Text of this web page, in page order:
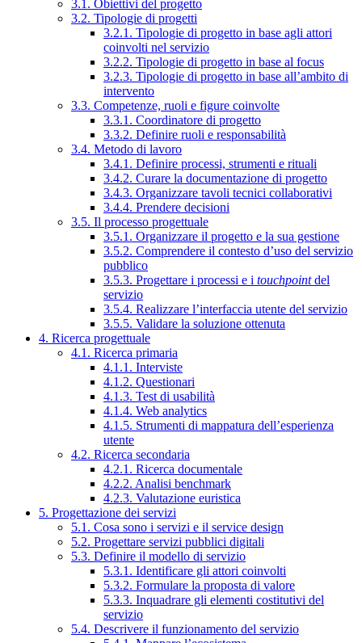
3.1. Obiettivi del progetto
3.2. Tipologie di progetti
3.2.1. Tipologie di progetto in base agli attori
coinvolti nel servizio
3.2.2. Tipologie di progetto in base al focus
3.2.3. Tipologie di progetto in base all’ambito di
intervento
3.3. Competenze, ruoli e figure coinvolte
3.3.1. Coordinatore di progetto
3.3.2. Definire ruoli e responsabilità
3.4. Metodo di lavoro
3.4.1. Definire processi, strumenti e rituali
3.4.2. Curare la documentazione di progetto
3.4.3. Organizzare tavoli tecnici collaborativi
3.4.4. Prendere decisioni
3.5. Il processo progettuale
3.5.1. Organizzare il progetto e la sua gestione
3.5.2. Comprendere il contesto d’uso del servizio
pubblico
3.5.3. Progettare i processi e i touchpointdel
servizio
3.5.4. Realizzare l’interfaccia utente del servizio
3.5.5. Validare la soluzione ottenuta
4. Ricerca progettuale
4.1. Ricerca primaria
4.1.1. Interviste
4.1.2. Questionari
4.1.3. Test di usabilità
4.1.4. Web analytics
4.1.5. Strumenti di mappatura dell’esperienza
utente
4.2. Ricerca secondaria
4.2.1. Ricerca documentale
4.2.2. Analisi benchmark
4.2.3. Valutazione euristica
5. Progettazione dei servizi
5.1. Cosa sono i servizi e il service design
5.2. Progettare servizi pubblici digitali
5.3. Definire il modello di servizio
5.3.1. Identificare gli attori coinvolti
5.3.2. Formulare la proposta di valore
5.3.3. Inquadrare gli elementi costitutivi del
servizio
5.4. Descrivere il funzionamento del servizio